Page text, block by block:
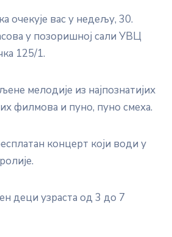
очекује вас у недељу, 30.
у позоришној сали УВЦ
125/1.
мелодије из најпознатијих
филмова и пуно, пуно смеха.
концерт који води у
деци узраста од 3 до 7